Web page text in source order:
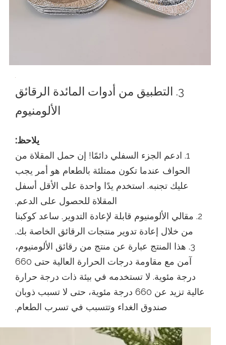
3. التطبيق من أدوات المائدة الرقائق
الألومنيوم
يلاحظ:
1. ادعم الجزء السفلي دائمًا! إن حمل المقلاة من
الحواف عندما تكون ممتلئة بالطعام هو أمر يجب
عليك تجنبه. استخدم يدًا واحدة على الأقل أسفل
المقلاة للحصول على الدعم.
2. مقالي الألومنيوم قابلة لإعادة التدوير. ساعد كوكبنا
من خلال إعادة تدوير منتجات الرقائق الخاصة بك.
3. هذا المنتج عبارة عن منتج من رقائق الألومنيوم،
آمن مع مقاومة درجات الحرارة العالية حتى 660
درجة مئوية. لا تستخدمه في بيئة ذات درجة حرارة
عالية تزيد عن 660 درجة مئوية، حتى لا تسبب ذوبان
صندوق الغداء وتتسبب في تسرب الطعام.